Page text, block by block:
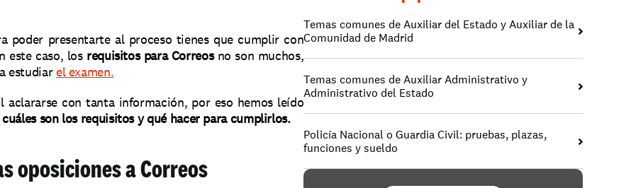
poder presentarte al proceso tienes que cumplir con
este caso, los requisitos para Correos no son muchos,
estudiar el examen.
aclararse con tanta información, por eso hemos leído
cuáles son los requisitos y qué hacer para cumplirlos.
oposiciones a Correos
Temas comunes de Auxiliar del Estado y Auxiliar de la
Comunidad de Madrid
Temas comunes de Auxiliar Administrativo y
Administrativo del Estado
Policía Nacional o Guardia Civil: pruebas, plazas,
funciones y sueldo